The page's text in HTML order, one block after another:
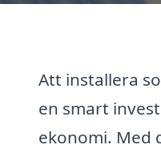
Att installera
en smart
ekonomi. Med